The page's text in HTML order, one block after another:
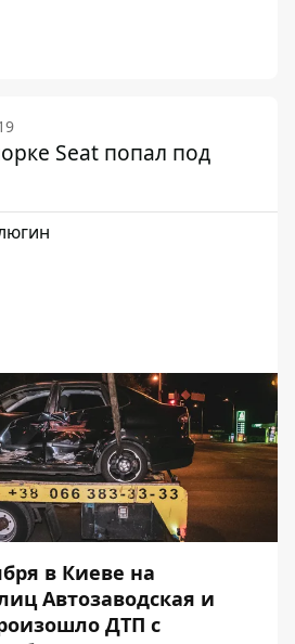
Seat попал под
в Киеве на
Автозаводская и
ДТП с